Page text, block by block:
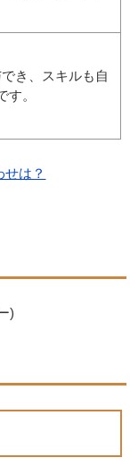
き、スキルも自
。
は？
)